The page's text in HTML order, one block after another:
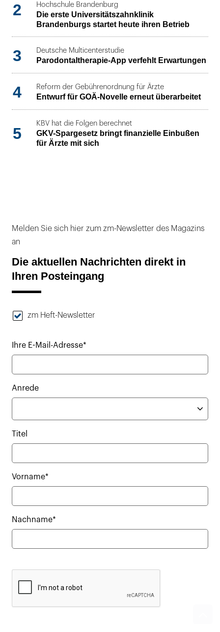
2
Hochschule Brandenburg
Die erste Universitätszahnklinik
Brandenburgs startet heute ihren Betrieb
3 Deutsche Multicenterstudie
Parodontaltherapie-App verfehlt Erwartungen
4 Reform der Gebührenordnung für Ärzte
Entwurf für GOÄ-Novelle erneut überarbeitet
5
KBV hat die Folgen berechnet
GKV-Spargesetz bringt finanzielle Einbußen
für Ärzte mit sich
Melden Sie sich hier zum zm-Newsletter des Magazins
an
Die aktuellen Nachrichten direkt in
Ihren Posteingang
zm Heft-Newsletter
Ihre E-Mail-Adresse*
Anrede
Titel
Vorname*
Nachname*